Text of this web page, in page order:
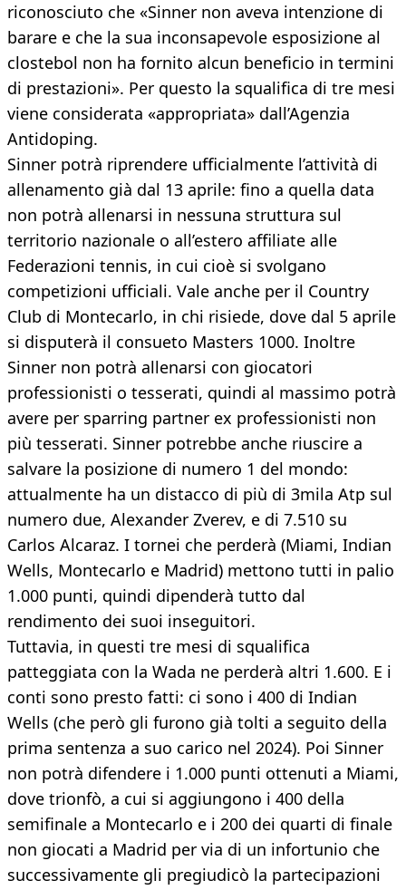
riconosciuto che «Sinner non aveva intenzione di
barare e che la sua inconsapevole esposizione al
clostebol non ha fornito alcun beneficio in termini
di prestazioni». Per questo la squalifica di tre mesi
viene considerata «appropriata» dall’Agenzia
Antidoping.
Sinner potrà riprendere ufficialmente l’attività di
allenamento già dal 13 aprile: fino a quella data
non potrà allenarsi in nessuna struttura sul
territorio nazionale o all’estero affiliate alle
Federazioni tennis, in cui cioè si svolgano
competizioni ufficiali. Vale anche per il Country
Club di Montecarlo, in chi risiede, dove dal 5 aprile
si disputerà il consueto Masters 1000. Inoltre
Sinner non potrà allenarsi con giocatori
professionisti o tesserati, quindi al massimo potrà
avere per sparring partner ex professionisti non
più tesserati. Sinner potrebbe anche riuscire a
salvare la posizione di numero 1 del mondo:
attualmente ha un distacco di più di 3mila Atp sul
numero due, Alexander Zverev, e di 7.510 su
Carlos Alcaraz. I tornei che perderà (Miami, Indian
Wells, Montecarlo e Madrid) mettono tutti in palio
1.000 punti, quindi dipenderà tutto dal
rendimento dei suoi inseguitori.
Tuttavia, in questi tre mesi di squalifica
patteggiata con la Wada ne perderà altri 1.600. E i
conti sono presto fatti: ci sono i 400 di Indian
Wells (che però gli furono già tolti a seguito della
prima sentenza a suo carico nel 2024). Poi Sinner
non potrà difendere i 1.000 punti ottenuti a Miami,
dove trionfò, a cui si aggiungono i 400 della
semifinale a Montecarlo e i 200 dei quarti di finale
non giocati a Madrid per via di un infortunio che
successivamente gli pregiudicò la partecipazioni